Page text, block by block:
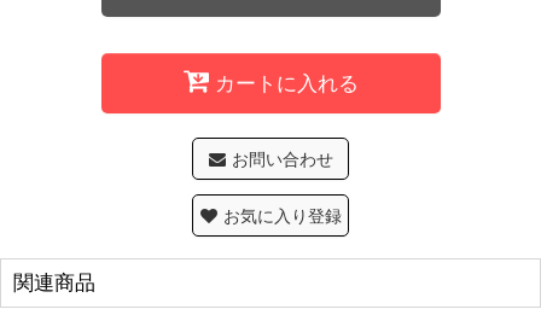
カートに入れる
お問い合わせ
お気に入り登録
関連商品